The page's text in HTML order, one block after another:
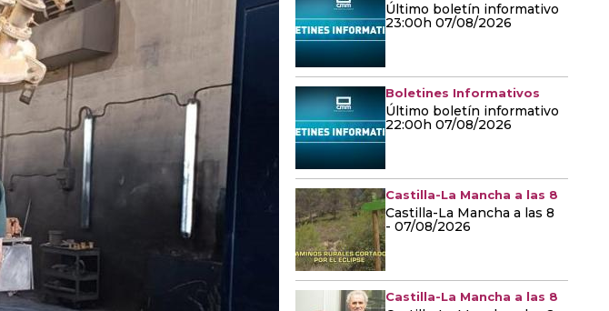
Último boletín informativo
23:00h 07/08/2026
Boletines Informativos
Último boletín informativo
22:00h 07/08/2026
Castilla-La Mancha a las 8
Castilla-La Mancha a las 8
- 07/08/2026
Castilla-La Mancha a las 8